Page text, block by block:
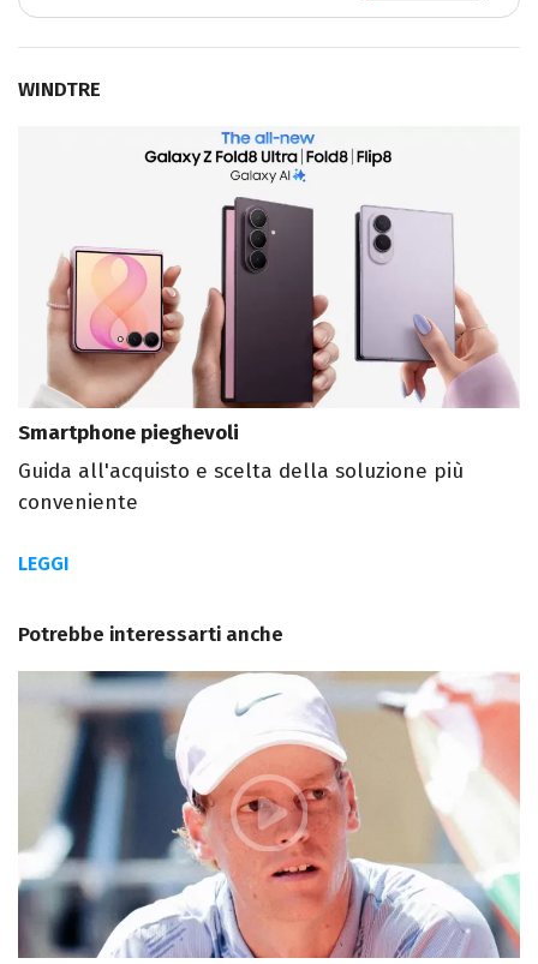
WINDTRE
Smartphone pieghevoli
Guida all'acquisto e scelta della soluzione più
conveniente
LEGGI
Potrebbe interessarti anche